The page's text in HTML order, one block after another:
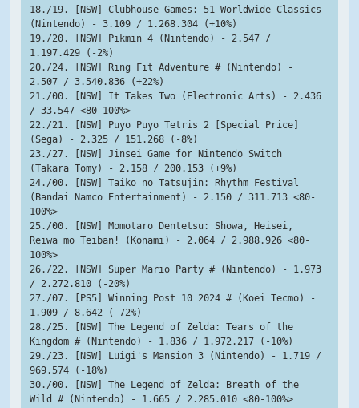
18./19. [NSW] Clubhouse Games: 51 Worldwide Classics
(Nintendo) - 3.109 / 1.268.304 (+10%)
19./20. [NSW] Pikmin 4 (Nintendo) - 2.547 /
1.197.429 (-2%)
20./24. [NSW] Ring Fit Adventure # (Nintendo) -
2.507 / 3.540.836 (+22%)
21./00. [NSW] It Takes Two (Electronic Arts) - 2.436
/ 33.547 <80-100%>
22./21. [NSW] Puyo Puyo Tetris 2 [Special Price]
(Sega) - 2.325 / 151.268 (-8%)
23./27. [NSW] Jinsei Game for Nintendo Switch
(Takara Tomy) - 2.158 / 200.153 (+9%)
24./00. [NSW] Taiko no Tatsujin: Rhythm Festival
(Bandai Namco Entertainment) - 2.150 / 311.713 <80-
100%>
25./00. [NSW] Momotaro Dentetsu: Showa, Heisei,
Reiwa mo Teiban! (Konami) - 2.064 / 2.988.926 <80-
100%>
26./22. [NSW] Super Mario Party # (Nintendo) - 1.973
/ 2.272.810 (-20%)
27./07. [PS5] Winning Post 10 2024 # (Koei Tecmo) -
1.909 / 8.642 (-72%)
28./25. [NSW] The Legend of Zelda: Tears of the
Kingdom # (Nintendo) - 1.836 / 1.972.217 (-10%)
29./23. [NSW] Luigi's Mansion 3 (Nintendo) - 1.719 /
969.574 (-18%)
30./00. [NSW] The Legend of Zelda: Breath of the
Wild # (Nintendo) - 1.665 / 2.285.010 <80-100%>